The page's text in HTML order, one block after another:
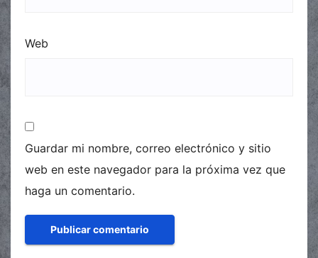
Web
Guardar mi nombre, correo electrónico y sitio
web en este navegador para la próxima vez que
haga un comentario.